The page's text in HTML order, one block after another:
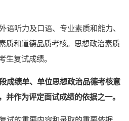
语听力及口语、专业素质和能力、
质和道德品质考核。思想政治素质
生复试成绩。
成绩单、单位思想政治品德考核意
并作为评定面试成绩的依据之一。